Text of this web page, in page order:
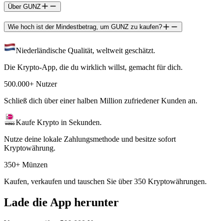
Über GUNZ
Wie hoch ist der Mindestbetrag, um GUNZ zu kaufen?
Niederländische Qualität, weltweit geschätzt.
Die Krypto-App, die du wirklich willst, gemacht für dich.
500.000+ Nutzer
Schließ dich über einer halben Million zufriedener Kunden an.
Kaufe Krypto in Sekunden.
Nutze deine lokale Zahlungsmethode und besitze sofort
Kryptowährung.
350+ Münzen
Kaufen, verkaufen und tauschen Sie über 350 Kryptowährungen.
Lade die App herunter